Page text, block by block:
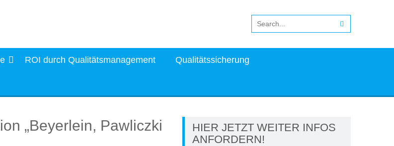
ROI durch Qualitätsmanagement Qualitätssicherung
„Beyerlein, Pawliczki
HIER JETZT WEITER INFOS
ANFORDERN!